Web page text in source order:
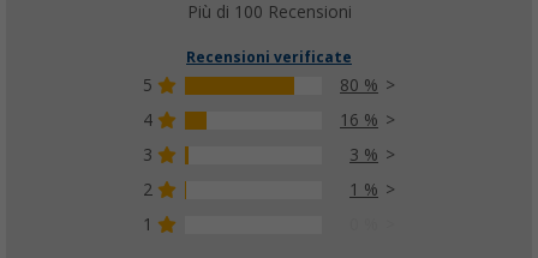
Più di 100 Recensioni
Recensioni verificate
5
80 %
4
16 %
3
3 %
2
1 %
1